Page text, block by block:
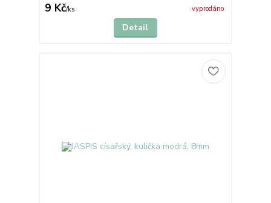
9 Kč/ks vyprodáno
Detail